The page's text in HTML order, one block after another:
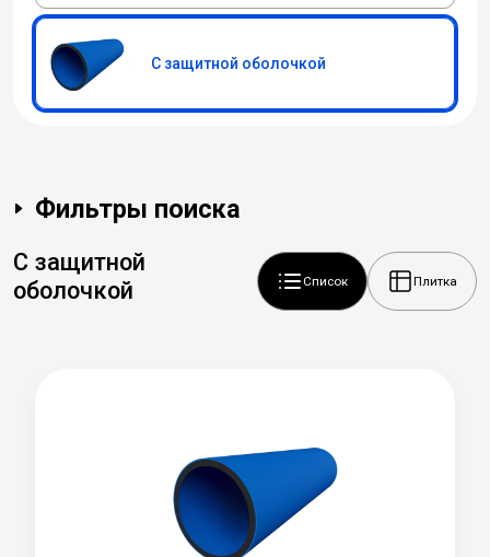
С защитной оболочкой
Фильтры поиска
С защитной
оболочкой
Список Плитка